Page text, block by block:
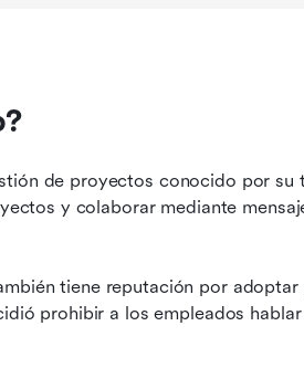
de proyectos conocido por su
y colaborar mediante
tiene reputación por
prohibir a los empleados